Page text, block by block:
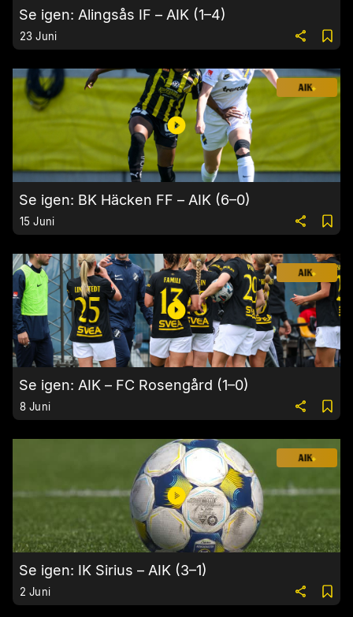
Se igen: Alingsås IF – AIK (1–4)
23 Juni
Se igen: BK Häcken FF – AIK (6–0)
15 Juni
Se igen: AIK – FC Rosengård (1–0)
8 Juni
Se igen: IK Sirius – AIK (3–1)
2 Juni